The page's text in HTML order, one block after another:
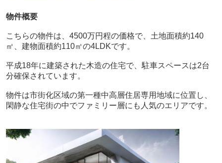
物件概要
こちらの物件は、4500万円程の価格で、土地面積約140
㎡、建物面積約110㎡の4LDKです。
平成18年に建築された木造の住宅で、駐車スペースは2台
分確保されています。
物件は市街化区域の第一種中高層住居専用地域に位置し、
閑静な住宅街の中でファミリー層にも人気のエリアです。